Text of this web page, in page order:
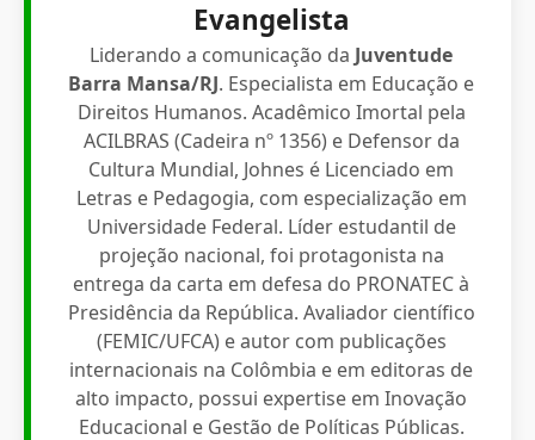
Evangelista
Liderando a comunicação da Juventude
Barra Mansa/RJ. Especialista em Educação e
Direitos Humanos. Acadêmico Imortal pela
ACILBRAS (Cadeira nº 1356) e Defensor da
Cultura Mundial, Johnes é Licenciado em
Letras e Pedagogia, com especialização em
Universidade Federal. Líder estudantil de
projeção nacional, foi protagonista na
entrega da carta em defesa do PRONATEC à
Presidência da República. Avaliador científico
(FEMIC/UFCA) e autor com publicações
internacionais na Colômbia e em editoras de
alto impacto, possui expertise em Inovação
Educacional e Gestão de Políticas Públicas.